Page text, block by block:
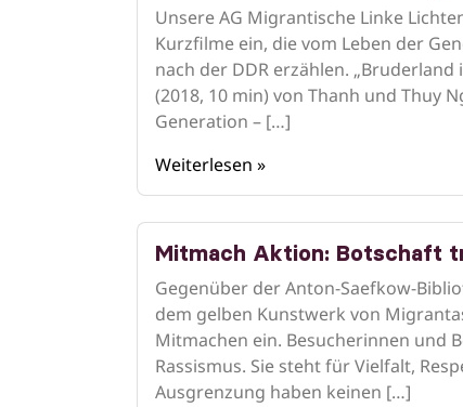
Unsere AG Migrantische Linke
Kurzfilme ein, die vom Leben der
nach der DDR erzählen. „Bruderland
(2018, 10 min) von Thanh und Thuy
Generation – […]
Weiterlesen »
Mitmach Aktion: Botschaft
Gegenüber der Anton-Saefkow-
dem gelben Kunstwerk von
Mitmachen ein. Besucherinnen und
Rassismus. Sie steht für Vielfalt,
Ausgrenzung haben keinen […]